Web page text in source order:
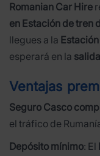
Romanian Car Hire
en Estación de tren
llegues a la
esperará en la
Ventajas
Seguro Casco
el tráfico de
Depósito mínimo: El